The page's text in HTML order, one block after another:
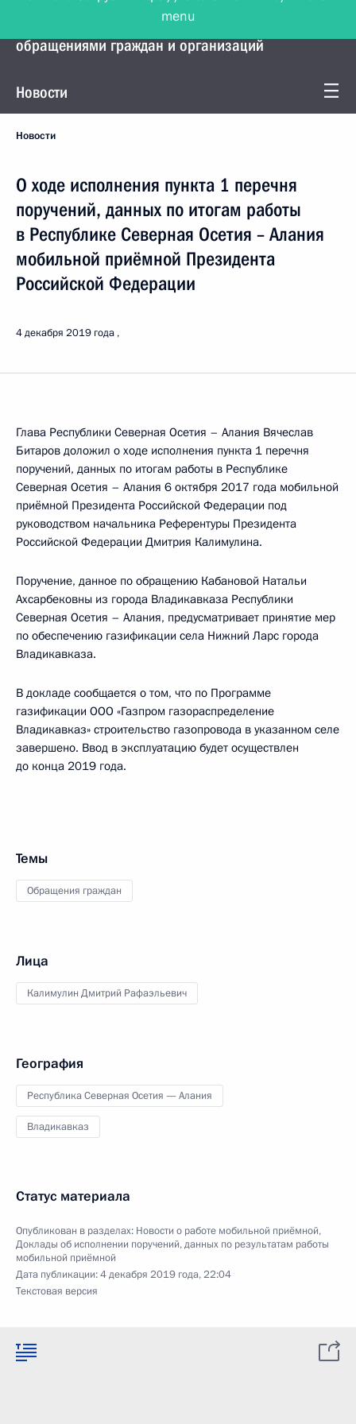
Управление Президента по работе с
обращениями граждан и организаций
Новости
Новости
О ходе исполнения пункта 1 перечня
поручений, данных по итогам работы
в Республике Северная Осетия – Алания
мобильной приёмной Президента
Российской Федерации
4 декабря 2019 года
Глава Республики Северная Осетия – Алания Вячеслав
Битаров доложил о ходе исполнения пункта 1 перечня
поручений, данных по итогам работы в Республике
Северная Осетия – Алания 6 октября 2017 года мобильной
приёмной Президента Российской Федерации под
руководством начальника Референтуры Президента
Российской Федерации Дмитрия Калимулина.
Поручение, данное по обращению Кабановой Натальи
Ахсарбековны из города Владикавказа Республики
Северная Осетия – Алания, предусматривает принятие мер
по обеспечению газификации села Нижний Ларс города
Владикавказа.
В докладе сообщается о том, что по Программе
газификации ООО «Газпром газораспределение
Владикавказ» строительство газопровода в указанном селе
завершено. Ввод в эксплуатацию будет осуществлен
до конца 2019 года.
Темы
Обращения граждан
Лица
Калимулин Дмитрий Рафаэльевич
География
Республика Северная Осетия — Алания
Владикавказ
Статус материала
Опубликован в разделах: Новости о работе мобильной приёмной,
Доклады об исполнении поручений, данных по результатам работы
мобильной приёмной
Дата публикации:4 декабря 2019 года, 22:04
Текстовая версия
menu